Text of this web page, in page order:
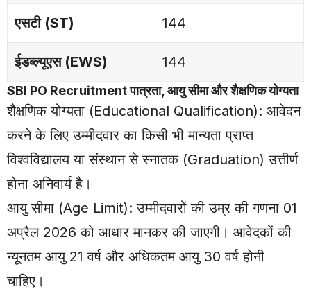
एसटी (ST) 144
ईडब्ल्यूएस (EWS) 144
SBI PO Recruitment पात्रता, आयु सीमा और शैक्षणिक योग्यता
शैक्षणिक योग्यता (Educational Qualification): आवेदन
करने के लिए उम्मीदवार का किसी भी मान्यता प्राप्त
विश्वविद्यालय या संस्थान से स्नातक (Graduation) उत्तीर्ण
होना अनिवार्य है।
आयु सीमा (Age Limit): उम्मीदवारों की उम्र की गणना 01
अप्रैल 2026 को आधार मानकर की जाएगी। आवेदकों की
न्यूनतम आयु 21 वर्ष और अधिकतम आयु 30 वर्ष होनी
चाहिए।